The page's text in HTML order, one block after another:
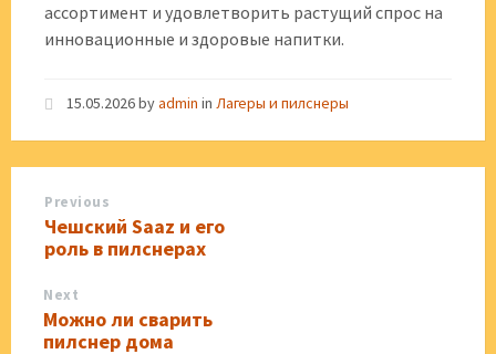
ассортимент и удовлетворить растущий спрос на
инновационные и здоровые напитки.
15.05.2026byadmin in Лагеры и пилснеры
Previous
Чешский Saaz и его
роль в пилснерах
Next
Можно ли сварить
пилснер дома